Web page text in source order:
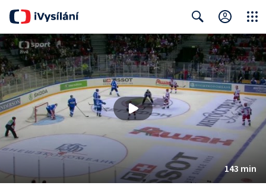
Search Close
143 min